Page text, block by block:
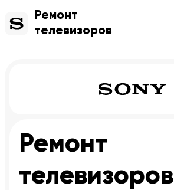
Ремонт
телевизоров
Ремонт
телевизоров